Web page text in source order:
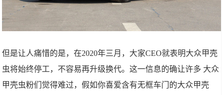
但是让人痛惜的是，在2020年三月，大家CEO就表明大众甲壳
虫将始终停工，不容易再升级换代。这一信息的确让许多 大众
甲壳虫粉们觉得难过，假如你喜爱含有无框车门的大众甲壳